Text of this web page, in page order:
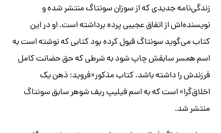
زندگی‌نامه جدیدی که از سوزان سونتاگ منتشر شده و
نویسنده‌اش از اتفاق عجیبی پرده برداشته است. او در این
کتاب می‌گوید سونتاگ قبول کرده بود کتابی که نوشته است به
اسم همسر سابقش چاپ شود به شرطی که حق حضانت کامل
فرزندش را داشته باشد. کتاب مذکور«فروید: ذهن یک
اخلاق‌گرا» است که به اسم فیلیپ ریف شوهر سابق سونتاگ
منتشر شد.